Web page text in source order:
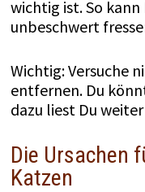
wichtig ist. So
unbeschwert
Wichtig: Versuche
entfernen. Du
dazu liest Du
Die Ursachen
Katzen